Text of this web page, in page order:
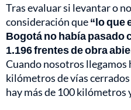
Tras evaluar si levantar o
consideración que“lo que
Bogotá no había pasado
1.196 frentes de obra
Cuando nosotros llegamos
kilómetros de vías
hay más de 100 kilómetros